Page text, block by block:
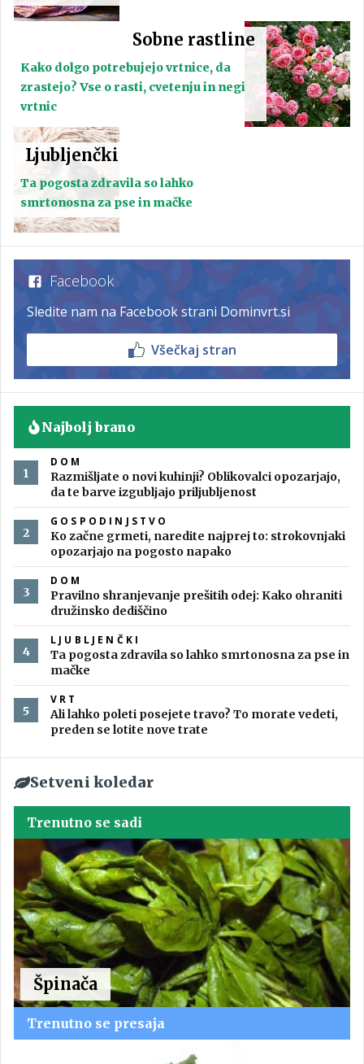
Sobne rastline
Kako dolgo potrebujejo vrtnice, da
zrastejo? Vse o rasti, cvetenju in negi
vrtnic
Ljubljenčki
Ta pogosta zdravila so lahko
smrtonosna za pse in mačke
Facebook
Sledite nam na Facebook strani Dominvrt.si
Všečkaj stran
Najbolj brano
DOM
Razmišljate o novi kuhinji? Oblikovalci opozarjajo,
da te barve izgubljajo priljubljenost
GOSPODINJSTVO
Ko začne grmeti, naredite najprej to: strokovnjaki
opozarjajo na pogosto napako
DOM
Pravilno shranjevanje prešitih odej: Kako ohraniti
družinsko dediščino
LJUBLJENČKI
Ta pogosta zdravila so lahko smrtonosna za pse in
mačke
VRT
Ali lahko poleti posejete travo? To morate vedeti,
preden se lotite nove trate
Setveni koledar
Trenutno se sadi
Špinača
Trenutno se presaja